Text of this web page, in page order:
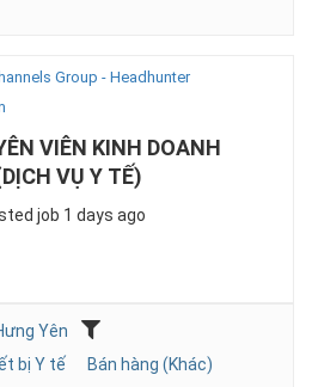
Group - Headhunter
VIÊN KINH DOANH
VỤ Y TẾ)
job 1 days ago
Yên
bị Y tế
Bán hàng (Khác)